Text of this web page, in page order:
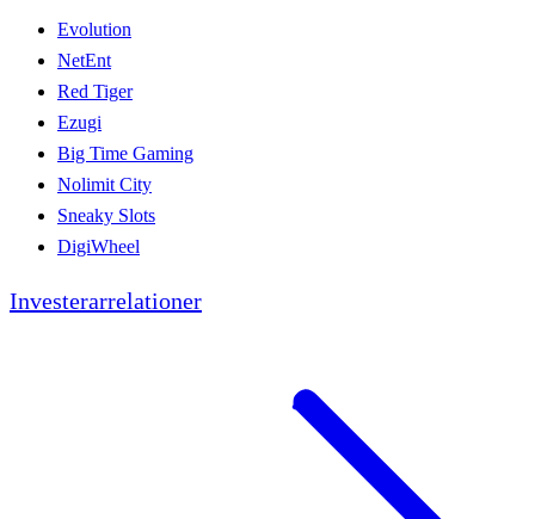
Evolution
NetEnt
Red Tiger
Ezugi
Big Time Gaming
Nolimit City
Sneaky Slots
DigiWheel
Investerarrelationer